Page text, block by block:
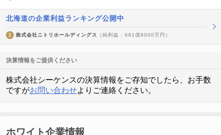
北海道の企業利益ランキング公開中
1 株式会社ニトリホールディングス （純利益 : 681億8000万円）
決算情報をご提供ください
株式会社シーケンスの決算情報をご存知でしたら、お手数
ですがお問い合わせよりご連絡ください。
ホワイト企業情報